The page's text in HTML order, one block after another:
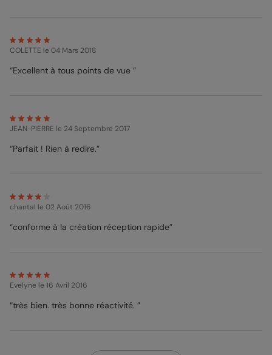
COLETTE le 04 Mars 2018
“Excellent à tous points de vue ”
JEAN-PIERRE le 24 Septembre 2017
“Parfait ! Rien à redire.”
chantal le 02 Août 2016
“conforme à la création réception rapide”
Evelyne le 16 Avril 2016
“très bien. très bonne réactivité. ”